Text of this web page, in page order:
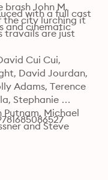
John M.
the city lurching it
travails are just
with a full cast
and cinematic
Cui Cui,
David Jourdan,
Adams, Terence
Stephanie
Putnam, Michael
and Steve